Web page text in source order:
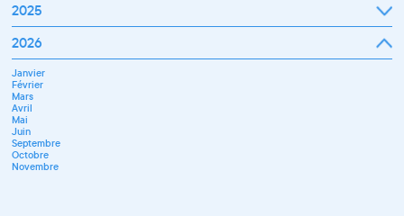
Janvier
Février
Mars
Avril
Juin
Juillet
Septembre
Novembre
Décembre
2025
Janvier
Février
Mars
Avril
Mai
Juin
Juillet
Septembre
Octobre
Novembre
Décembre
2026
Janvier
Février
Mars
Avril
Mai
Juin
Septembre
Octobre
Novembre